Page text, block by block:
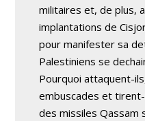
militaires et, de plus,
implantations de
pour manifester sa
Palestiniens se
Pourquoi attaquent-
embuscades et
des missiles Qassam